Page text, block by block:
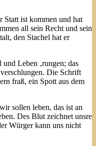
Statt ist kommen und hat
all sein Recht und sein
den Stachel hat er
Leben ‚rungen; das
Die Schrift
fraß, ein Spott aus dem
sollen leben, das ist an
Des Blut zeichnet unsre
Würger kann uns nicht